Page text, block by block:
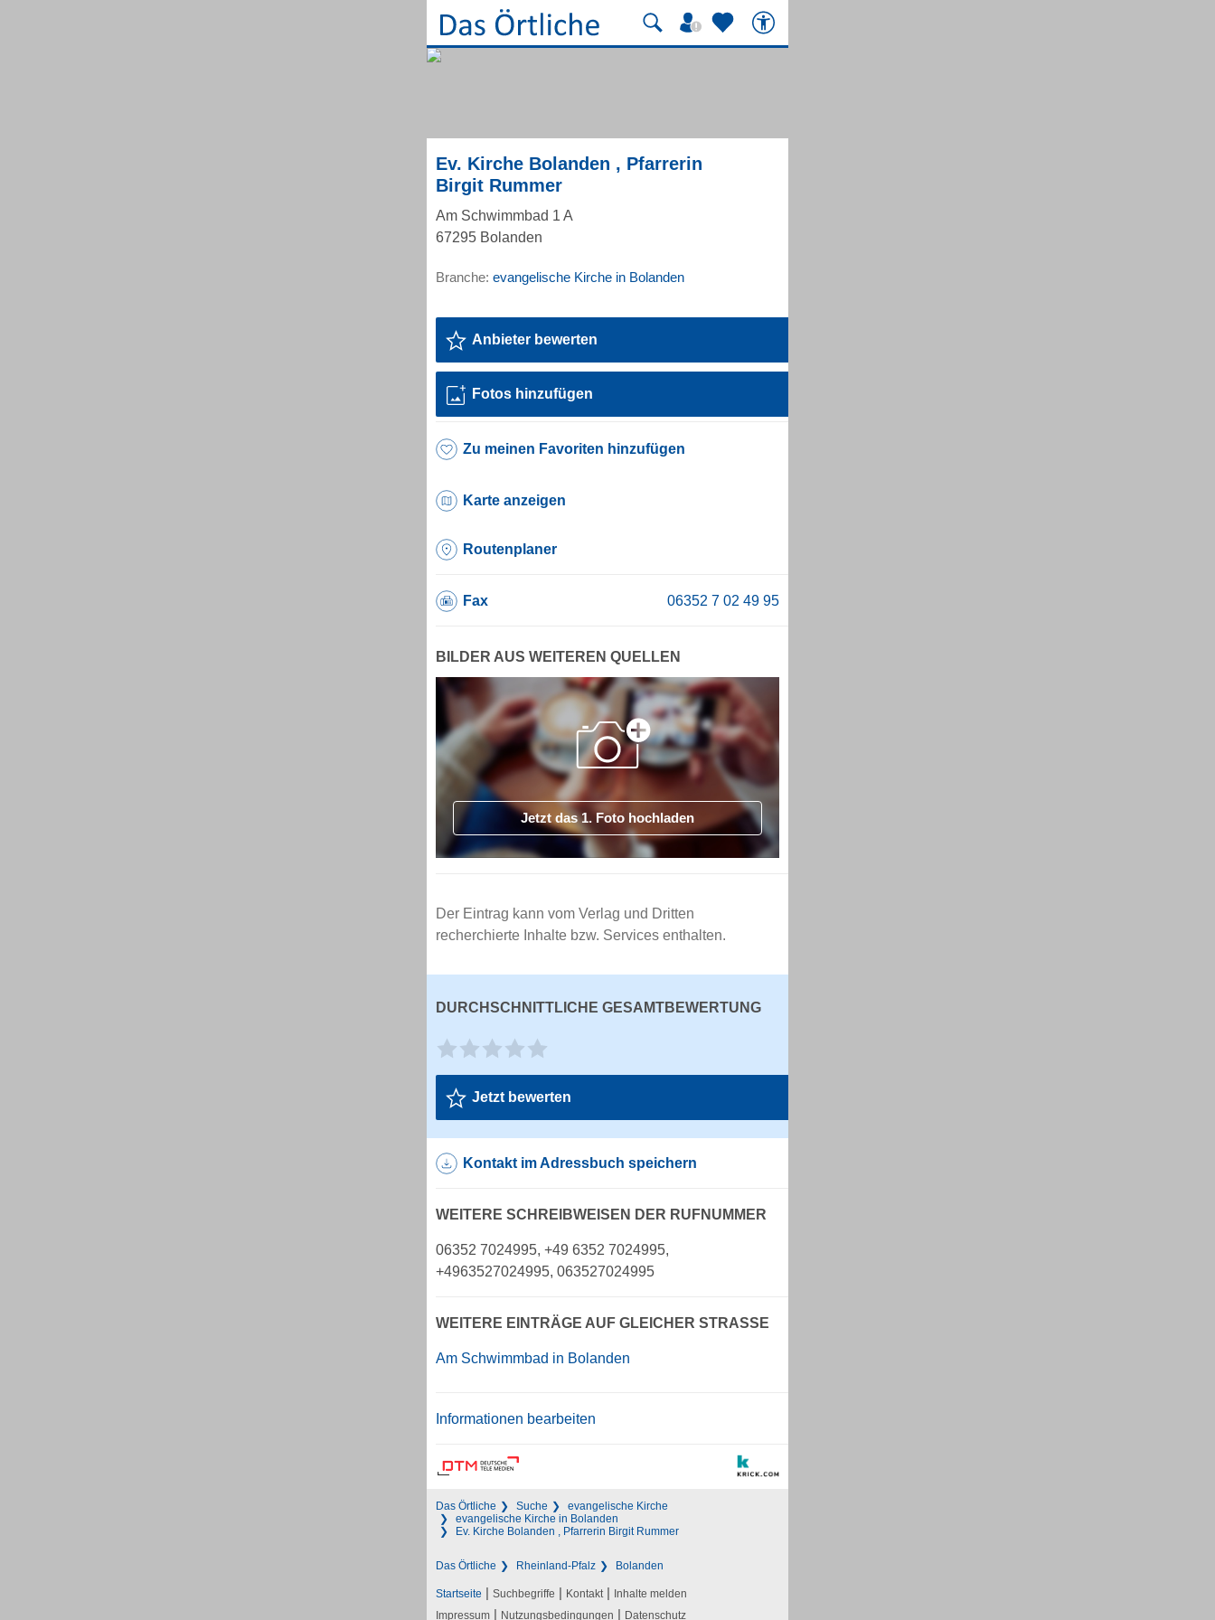
Ev. Kirche Bolanden , Pfarrerin
Birgit Rummer
Am Schwimmbad 1 A
67295 Bolanden
Branche: evangelische Kirche in Bolanden
Anbieter bewerten
Fotos hinzufügen
Zu meinen Favoriten hinzufügen
Karte anzeigen
Routenplaner
Fax
BILDER AUS WEITEREN QUELLEN
Jetzt das 1. Foto hochladen
Der Eintrag kann vom Verlag und Dritten
recherchierte Inhalte bzw. Services enthalten.
DURCHSCHNITTLICHE GESAMTBEWERTUNG
Jetzt bewerten
Kontakt im Adressbuch speichern
WEITERE SCHREIBWEISEN DER RUFNUMMER
06352 7024995, +49 6352 7024995,
+4963527024995, 063527024995
WEITERE EINTRÄGE AUF GLEICHER STRASSE
Am Schwimmbad in Bolanden
Informationen bearbeiten
Das Örtliche Suche
evangelische Kirche
evangelische Kirche in Bolanden
Ev. Kirche Bolanden , Pfarrerin Birgit Rummer
Das Örtliche Rheinland-Pfalz Bolanden
Startseite | Suchbegriffe | Kontakt | Inhalte melden
Impressum | Nutzungsbedingungen | Datenschutz